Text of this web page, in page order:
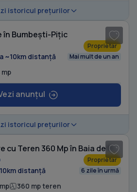
istoricul prețurilor
în Bumbești-Pițic
Proprietar
~10km distanță Mai mult de un an
mp
anunțul
istoricul prețurilor
Casă cu 10 camere cu Teren 360 Mp în Baia de Fier
Proprietar
distanță 6 zile în urmă
360 mp teren